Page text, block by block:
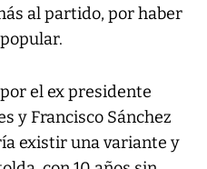
al partido, por haber
el ex presidente
y Francisco Sánchez
existir una variante y